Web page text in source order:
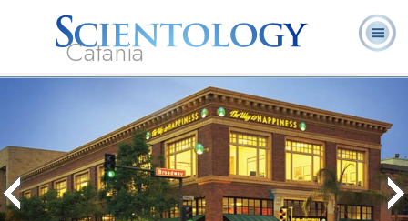
Catania
Scientology?
Volontari